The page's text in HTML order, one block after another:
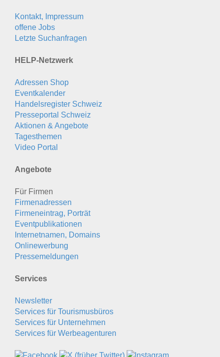
Kontakt, Impressum
offene Jobs
Letzte Suchanfragen
HELP-Netzwerk
Adressen Shop
Eventkalender
Handelsregister Schweiz
Presseportal Schweiz
Aktionen & Angebote
Tagesthemen
Video Portal
Angebote
Für Firmen
Firmenadressen
Firmeneintrag, Porträt
Eventpublikationen
Internetnamen, Domains
Onlinewerbung
Pressemeldungen
Services
Newsletter
Services für Tourismusbüros
Services für Unternehmen
Services für Werbeagenturen